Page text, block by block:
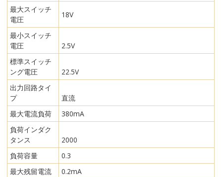
最大スイッチ
電圧
18V
最小スイッチ
電圧
2.5V
標準スイッチ
ング電圧
22.5V
出力回路タイ
プ
直流
最大電流負荷
380mA
負荷インダク
タンス
2000
負荷容量
0.3
最大残留電流
0.2mA